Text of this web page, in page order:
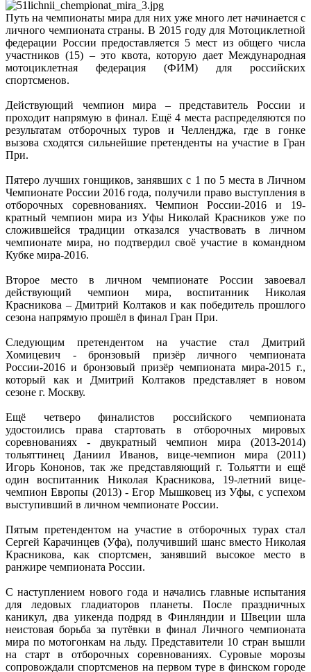
Путь на чемпионаты мира для них уже много лет начинается с
личного чемпионата страны. В 2015 году для Мотоциклетной
федерации России предоставляется 5 мест из общего числа
участников (15) – это квота, которую дает Международная
мотоциклетная федерация (ФИМ) для российских
спортсменов.
Действующий чемпион мира – представитель России и
проходит напрямую в финал. Ещё 4 места распределяются по
результатам отборочных туров и Челленджа, где в гонке
вызова сходятся сильнейшие претенденты на участие в Гран
При.
Пятеро лучших гонщиков, занявших с 1 по 5 места в Личном
Чемпионате России 2016 года, получили право выступления в
отборочных соревнованиях. Чемпион России-2016 и 19-
кратный чемпион мира из Уфы Николай Красников уже по
сложившейся традиции отказался участвовать в личном
чемпионате мира, но подтвердил своё участие в командном
Кубке мира-2016.
Второе место в личном чемпионате России завоевал
действующий чемпион мира, воспитанник Николая
Красникова – Дмитрий Колтаков и как победитель прошлого
сезона напрямую прошёл в финал Гран При.
Следующим претендентом на участие стал Дмитрий
Хомицевич - бронзовый призёр личного чемпионата
России-2016 и бронзовый призёр чемпионата мира-2015 г.,
который как и Дмитрий Колтаков представляет в новом
сезоне г. Москву.
Ещё четверо финалистов российского чемпионата
удостоились права стартовать в отборочных мировых
соревнованиях - двукратный чемпион мира (2013-2014)
тольяттинец Даниил Иванов, вице-чемпион мира (2011)
Игорь Кононов, так же представляющий г. Тольятти и ещё
один воспитанник Николая Красникова, 19-летний вице-
чемпион Европы (2013) - Егор Мышковец из Уфы, с успехом
выступивший в личном чемпионате России.
Пятым претендентом на участие в отборочных турах стал
Сергей Карачинцев (Уфа), получивший шанс вместо Николая
Красникова, как спортсмен, занявший высокое место в
ранжире чемпионата России.
С наступлением нового года и начались главные испытания
для ледовых гладиаторов планеты. После праздничных
каникул, два уикенда подряд в Финляндии и Швеции шла
неистовая борьба за путёвки в финал Личного чемпионата
мира по мотогонкам на льду. Представители 10 стран вышли
на старт в отборочных соревнованиях. Суровые морозы
сопровождали спортсменов на первом туре в финском городе